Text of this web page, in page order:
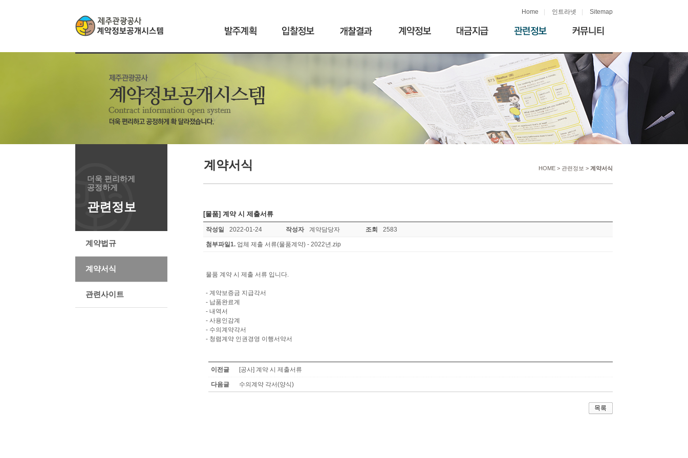
Home 인트라넷 Sitemap
더욱 편리하게
공정하게
관련정보
계약법규
계약서식
관련사이트
계약서식 HOME > 관련정보 > 계약서식
[물품] 계약 시 제출서류
작성일 2022-01-24 작성자 계약담당자 조회 2583
첨부파일1. 업체 제출 서류(물품계약) - 2022년.zip
물품 계약 시 제출 서류 입니다.
- 계약보증금 지급각서
- 납품완료계
- 내역서
- 사용인감계
- 수의계약각서
- 청렴계약 인권경영 이행서약서
이전글 [공사] 계약 시 제출서류
다음글 수의계약 각서(양식)